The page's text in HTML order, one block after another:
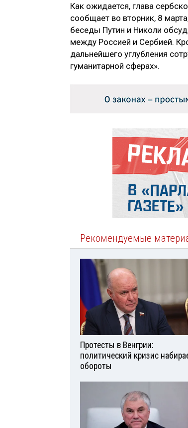
Как ожидается, глава
сообщает во вторник, 8
беседы Путин и Николи
между Россией и Сербией.
дальнейшего углубления
гуманитарной сферах».
Рекомендуемые
Протесты в Венгрии:
политический кризис
обороты